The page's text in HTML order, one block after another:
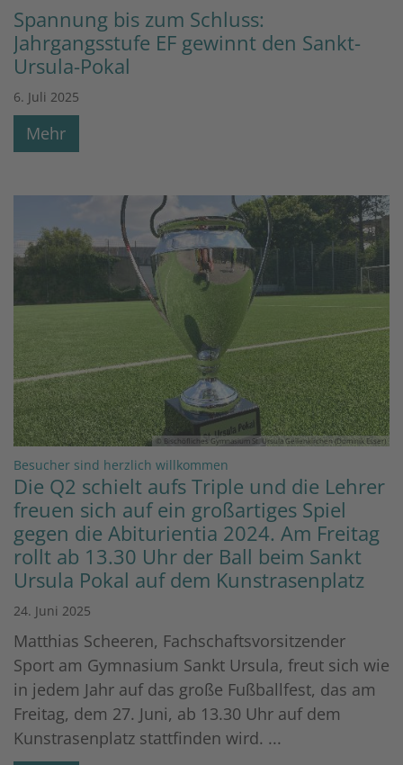
Spannung bis zum Schluss:
Jahrgangsstufe EF gewinnt den Sankt-
Ursula-Pokal
6. Juli 2025
Mehr
© Bischöfliches Gymnasium St. Ursula Geilenkirchen (Dominik Esser)
Besucher sind herzlich willkommen
Die Q2 schielt aufs Triple und die Lehrer
freuen sich auf ein großartiges Spiel
gegen die Abiturientia 2024. Am Freitag
rollt ab 13.30 Uhr der Ball beim Sankt
Ursula Pokal auf dem Kunstrasenplatz
24. Juni 2025
Matthias Scheeren, Fachschaftsvorsitzender
Sport am Gymnasium Sankt Ursula, freut sich wie
in jedem Jahr auf das große Fußballfest, das am
Freitag, dem 27. Juni, ab 13.30 Uhr auf dem
Kunstrasenplatz stattfinden wird. ...